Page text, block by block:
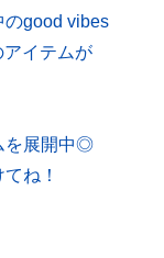
のgood vibes
アイテムが
を展開中◎
ね！